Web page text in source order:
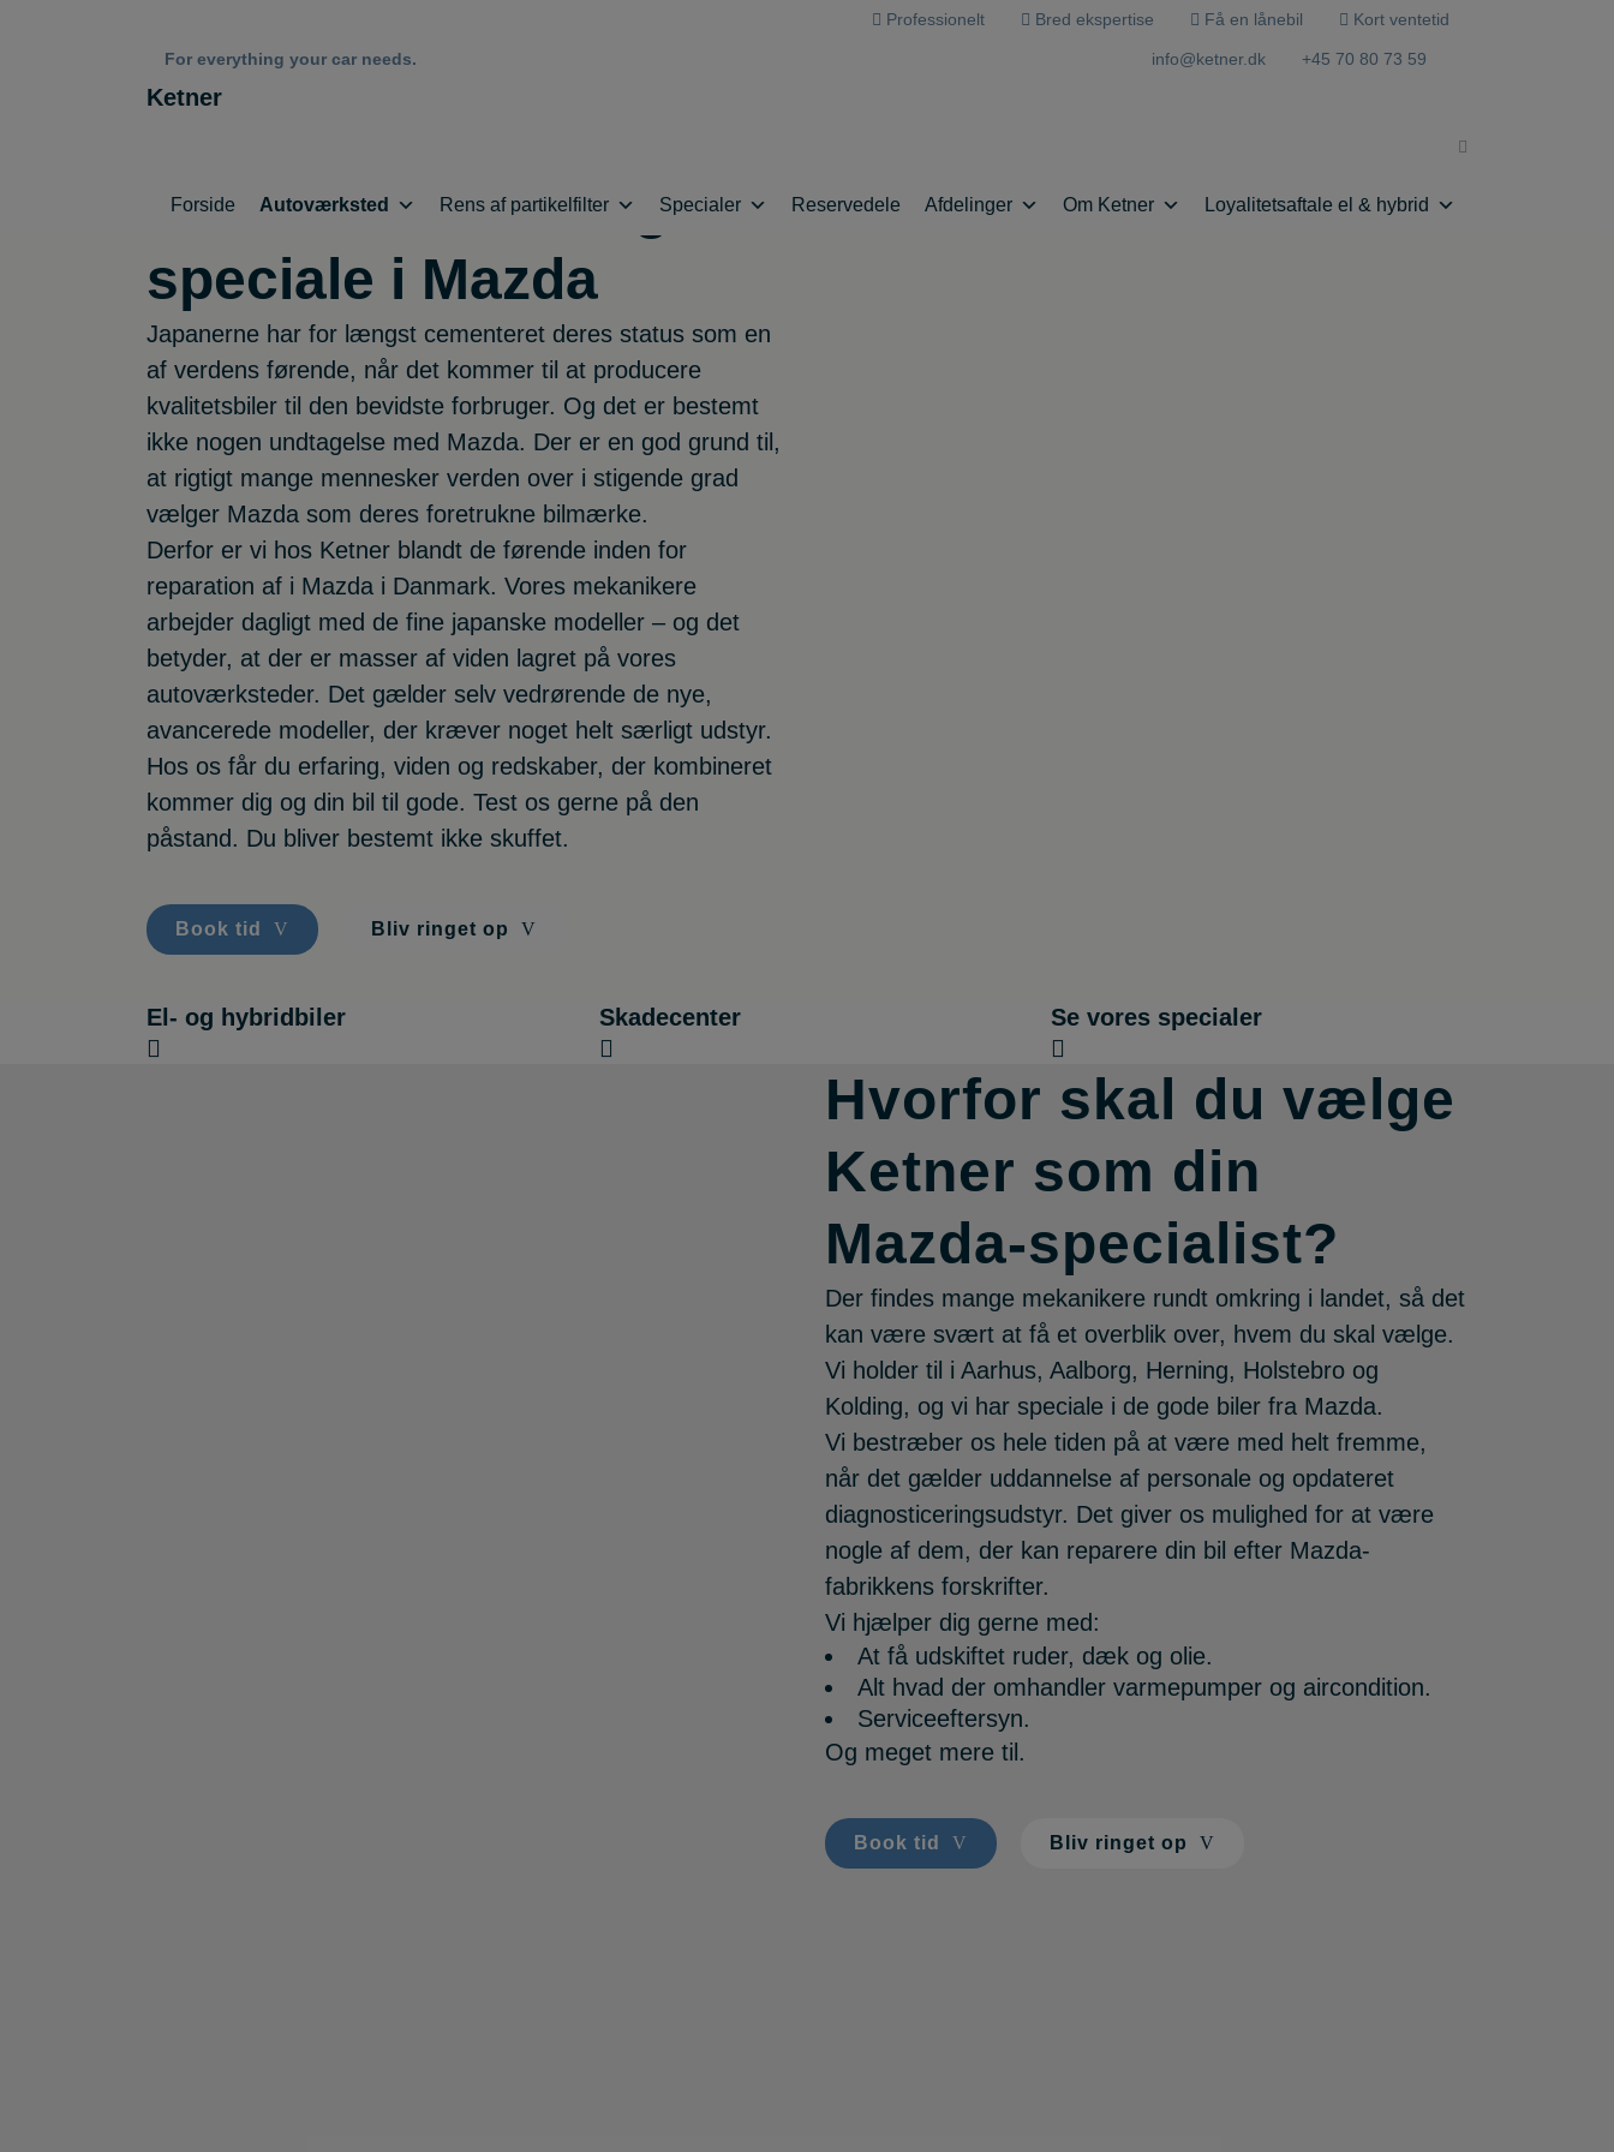
Professionelt Bred ekspertise Få en lånebil Kort ventetid
For everything your car needs. info@ketner.dk +45 70 80 73 59
Ketner
Forside Autoværksted Rens af partikelfilter Specialer Reservedele Afdelinger Om Ketner Loyalitetsaftale el & hybrid
masser af viden og
speciale i Mazda
Japanerne har for længst cementeret deres status som en
af verdens førende, når det kommer til at producere
kvalitetsbiler til den bevidste forbruger. Og det er bestemt
ikke nogen undtagelse med Mazda. Der er en god grund til,
at rigtigt mange mennesker verden over i stigende grad
vælger Mazda som deres foretrukne bilmærke.
Derfor er vi hos Ketner blandt de førende inden for
reparation af i Mazda i Danmark. Vores mekanikere
arbejder dagligt med de fine japanske modeller – og det
betyder, at der er masser af viden lagret på vores
autoværksteder. Det gælder selv vedrørende de nye,
avancerede modeller, der kræver noget helt særligt udstyr.
Hos os får du erfaring, viden og redskaber, der kombineret
kommer dig og din bil til gode. Test os gerne på den
påstand. Du bliver bestemt ikke skuffet.
Book tid Bliv ringet op
El- og hybridbiler Skadecenter Se vores specialer
Hvorfor skal du vælge
Ketner som din
Mazda-specialist?
Der findes mange mekanikere rundt omkring i landet, så det
kan være svært at få et overblik over, hvem du skal vælge.
Vi holder til i Aarhus, Aalborg, Herning, Holstebro og
Kolding, og vi har speciale i de gode biler fra Mazda.
Vi bestræber os hele tiden på at være med helt fremme,
når det gælder uddannelse af personale og opdateret
diagnosticeringsudstyr. Det giver os mulighed for at være
nogle af dem, der kan reparere din bil efter Mazda-
fabrikkens forskrifter.
Vi hjælper dig gerne med:
At få udskiftet ruder, dæk og olie.
Alt hvad der omhandler varmepumper og aircondition.
Serviceeftersyn.
Og meget mere til.
Book tid Bliv ringet op